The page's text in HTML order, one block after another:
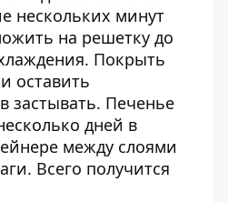
нескольких минут
на решетку до
Покрыть
оставить
застывать. Печенье
дней в
между слоями
Всего получится